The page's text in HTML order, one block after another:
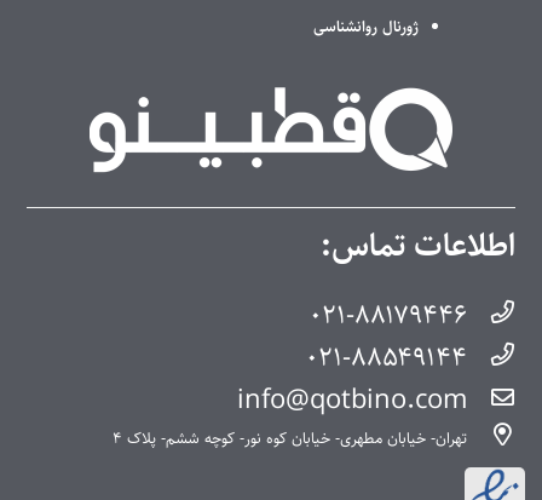
ژورنال روانشناسی
اطلاعات تماس:
۰۲۱-۸۸۱۷۹۴۴۶
۰۲۱-۸۸۵۴۹۱۴۴
info@qotbino.com
تهران- خیابان مطهری- خیابان کوه نور- کوچه ششم- پلاک ۴